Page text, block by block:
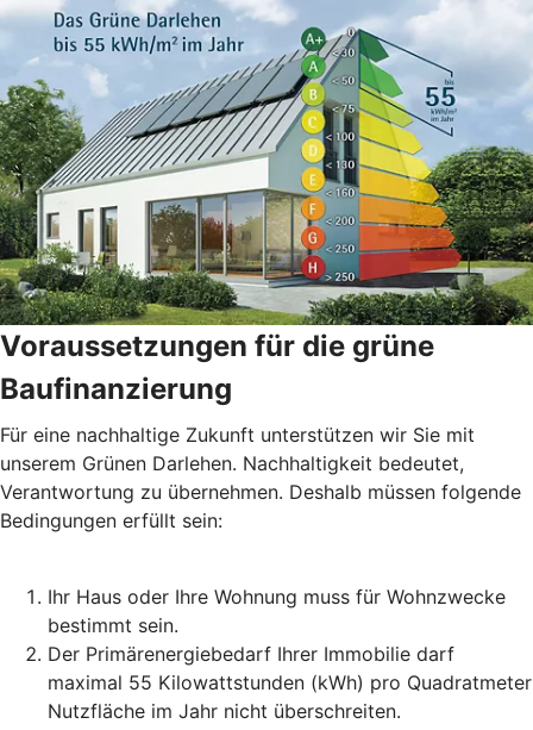
Voraussetzungen für die grüne
Baufinanzierung
Für eine nachhaltige Zukunft unterstützen wir Sie mit
unserem Grünen Darlehen. Nachhaltigkeit bedeutet,
Verantwortung zu übernehmen. Deshalb müssen folgende
Bedingungen erfüllt sein:
Ihr Haus oder Ihre Wohnung muss für Wohnzwecke
bestimmt sein.
Der Primärenergiebedarf Ihrer Immobilie darf
maximal 55 Kilowattstunden (kWh) pro Quadratmeter
Nutzfläche im Jahr nicht überschreiten.